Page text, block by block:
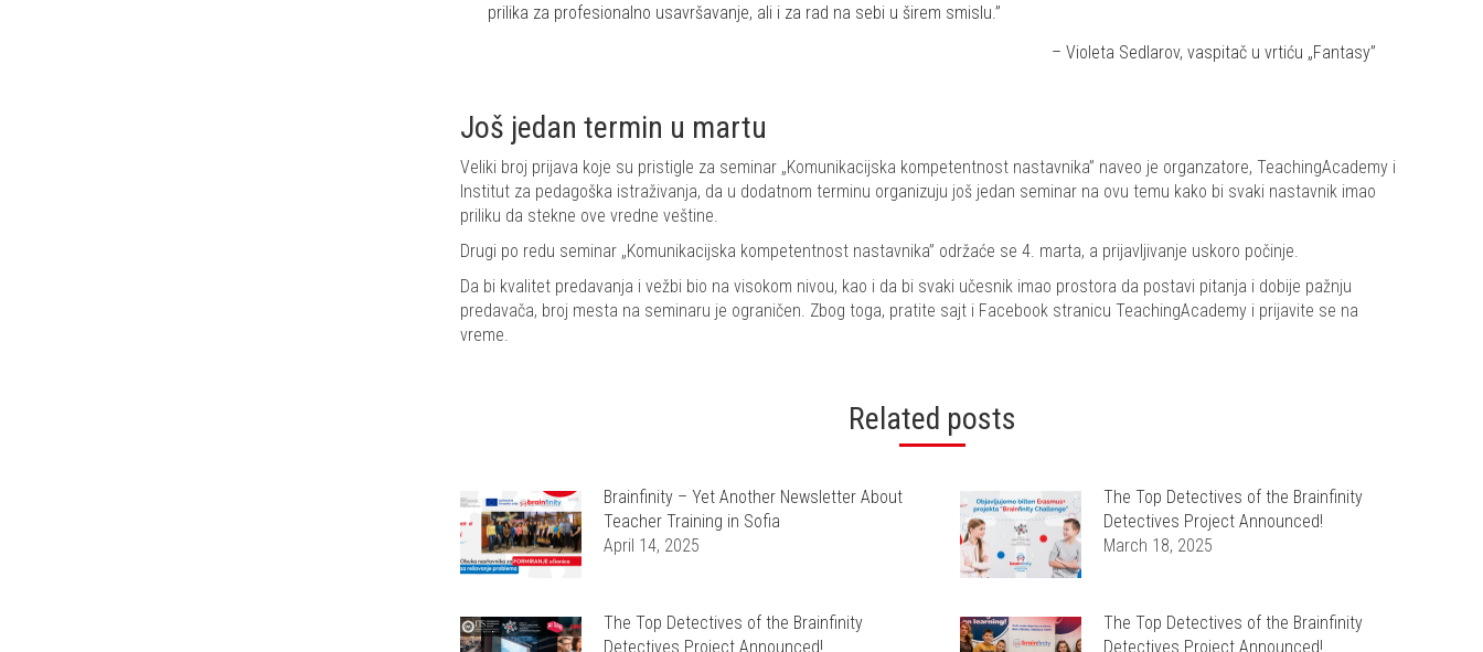
prilika za profesionalno usavršavanje, ali i za rad na sebi u širem smislu.”
– Violeta Sedlarov, vaspitač u vrtiću „Fantasy”
Još jedan termin u martu
Veliki broj prijava koje su pristigle za seminar „Komunikacijska kompetentnost nastavnika” naveo je organzatore, TeachingAcademy i
Institut za pedagoška istraživanja, da u dodatnom terminu organizuju još jedan seminar na ovu temu kako bi svaki nastavnik imao
priliku da stekne ove vredne veštine.
Drugi po redu seminar „Komunikacijska kompetentnost nastavnika” održaće se 4. marta, a prijavljivanje uskoro počinje.
Da bi kvalitet predavanja i vežbi bio na visokom nivou, kao i da bi svaki učesnik imao prostora da postavi pitanja i dobije pažnju
predavača, broj mesta na seminaru je ograničen. Zbog toga, pratite sajt i Facebook stranicu TeachingAcademy i prijavite se na
vreme.
Related posts
Brainfinity – Yet Another Newsletter About
Teacher Training in Sofia
April 14, 2025
The Top Detectives of the Brainfinity
Detectives Project Announced!
March 18, 2025
The Top Detectives of the Brainfinity
Detectives Project Announced!
The Top Detectives of the Brainfinity
Detectives Project Announced!